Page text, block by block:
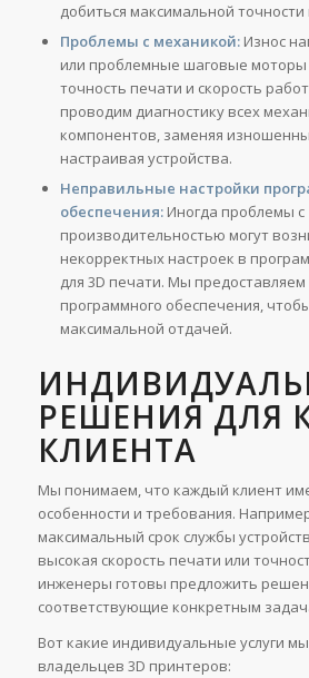
добиться максимальной точности
Проблемы с механикой:Износ
или проблемные шаговые моторы
точность печати и скорость
проводим диагностику всех
компонентов, заменяя
настраивая устройства.
Неправильные настройки
обеспечения:Иногда проблемы с
производительностью могут
некорректных настроек в
для 3D печати. Мы
программного обеспечения,
максимальной отдачей.
РЕШЕНИЯ ДЛЯ
КЛИЕНТА
Мы понимаем, что каждый клиент
особенности и требования.
максимальный срок службы
высокая скорость печати или
инженеры готовы предложить
соответствующие конкретным
Вот какие индивидуальные услуги
владельцев 3D принтеров: